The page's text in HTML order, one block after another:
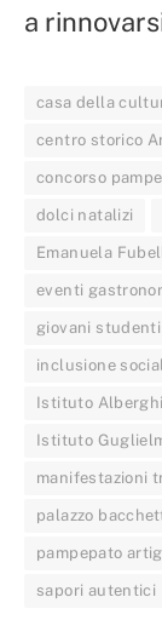
a
casa della
centro storico
concorso
dolci natalizi
Emanuela
eventi
giovani
inclusione
Istituto
Istituto
manifestazioni
palazzo
pampepato
sapori autentici